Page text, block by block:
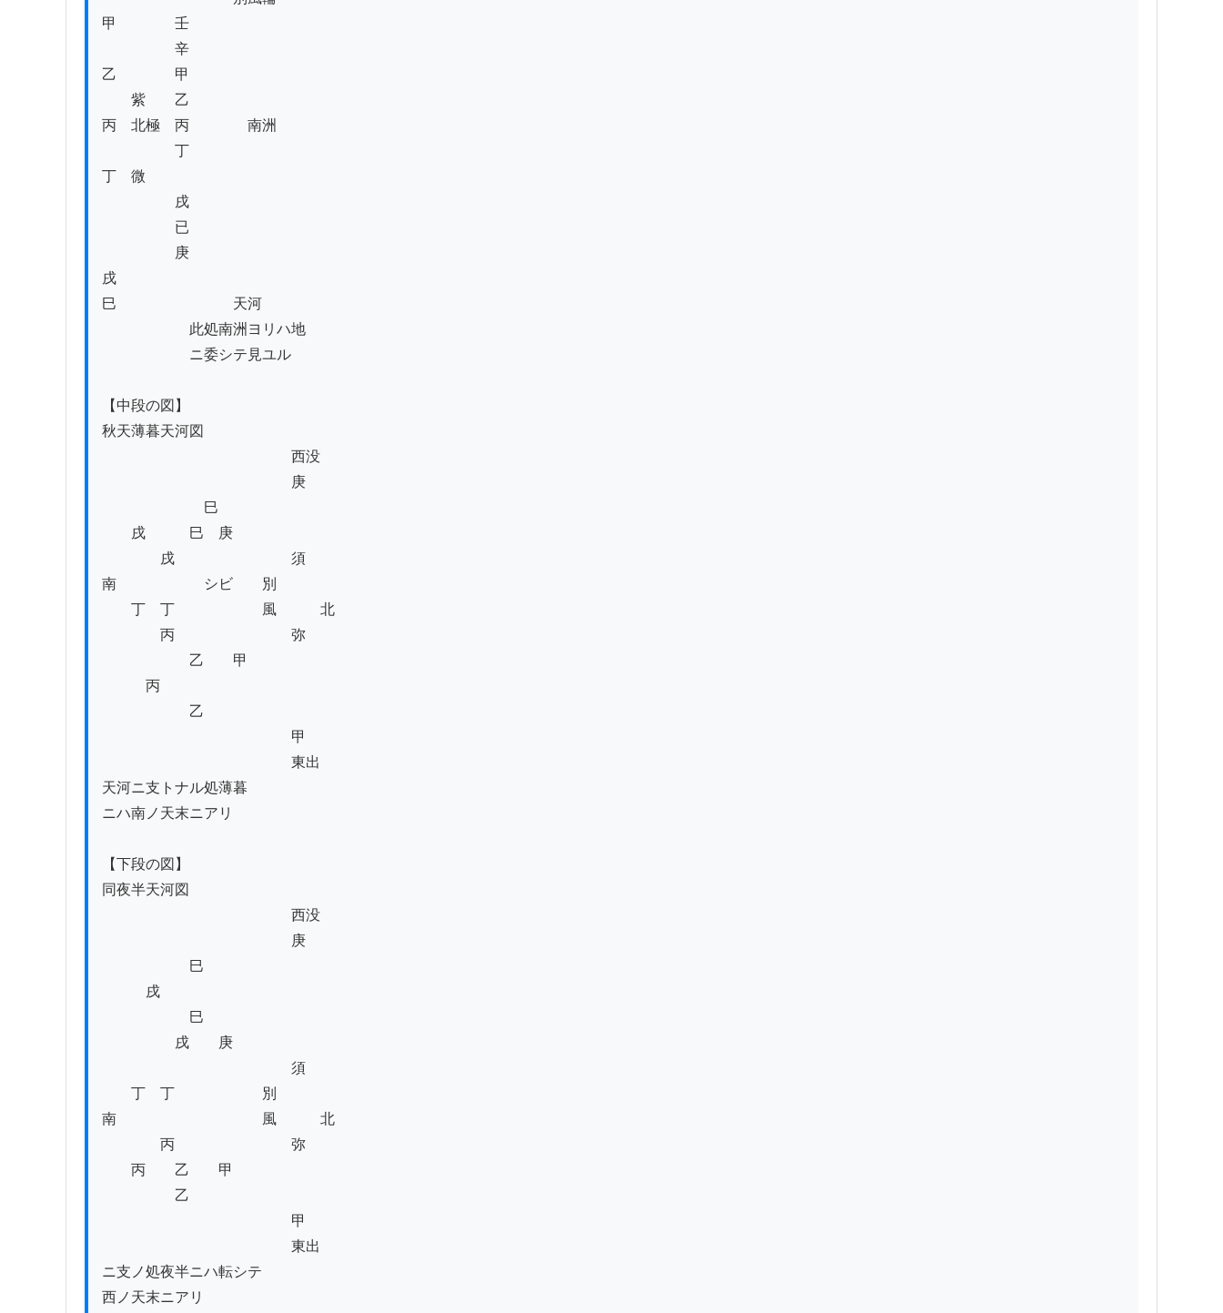
甲　　　　壬
辛
乙　　　　甲
紫　　乙
丙　北極　丙　　　　南洲
丁
丁　微
戌
已
庚
戌
巳　　　　　　　　天河
此処南洲ヨリハ地
ニ委シテ見ユル
【中段の図】
秋天薄暮天河図
西没
庚
巳
戌　　　巳　庚
戌　　　　　　　　須
南　　　　　　シビ　　別
丁　丁　　　　　　風　　　北
丙　　　　　　　　弥
乙　　甲
丙
乙
甲
東出
天河ニ支トナル処薄暮
ニハ南ノ天末ニアリ
【下段の図】
同夜半天河図
西没
庚
巳
戌
巳
戌　　庚
須
丁　丁　　　　　　別
南　　　　　　　　　　風　　　北
丙　　　　　　　　弥
丙　　乙　　甲
乙
甲
東出
ニ支ノ処夜半ニハ転シテ
西ノ天末ニアリ